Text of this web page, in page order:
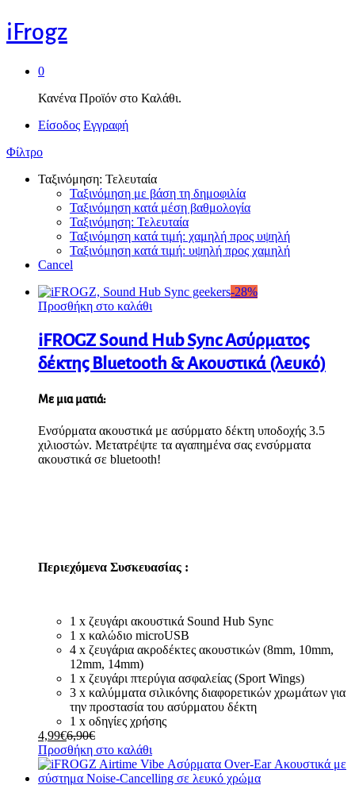
iFrogz
0
Κανένα Προϊόν στο Καλάθι.
Είσοδος Εγγραφή
Φίλτρο
Ταξινόμηση: Τελευταία
Ταξινόμηση με βάση τη δημοφιλία
Ταξινόμηση κατά μέση βαθμολογία
Ταξινόμηση: Τελευταία
Ταξινόμηση κατά τιμή: χαμηλή προς υψηλή
Ταξινόμηση κατά τιμή: υψηλή προς χαμηλή
Cancel
-28%
Προσθήκη στο καλάθι
iFROGZ Sound Hub Sync Ασύρματος
δέκτης Bluetooth & Ακουστικά (λευκό)
Με μια ματιά:
Ενσύρματα ακουστικά με ασύρματο δέκτη υποδοχής 3.5
χιλιοστών. Μετατρέψτε τα αγαπημένα σας ενσύρματα
ακουστικά σε bluetooth!
Περιεχόμενα Συσκευασίας :
1 x ζευγάρι ακουστικά Sound Hub Sync
1 x καλώδιο microUSB
4 x ζευγάρια ακροδέκτες ακουστικών (8mm, 10mm,
12mm, 14mm)
1 x ζευγάρι πτερύγια ασφαλείας (Sport Wings)
3 x καλύμματα σιλικόνης διαφορετικών χρωμάτων για
την προστασία του ασύρματου δέκτη
1 x οδηγίες χρήσης
4,99€6,90€
Προσθήκη στο καλάθι